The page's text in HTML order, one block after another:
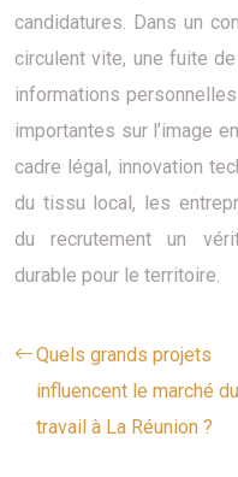
candidatures. Dans un
circulent vite, une fuite
informations
importantes sur l’image
cadre légal, innovation
du tissu local, les
du recrutement un
durable pour le territoire.
Quels grands projets
influencent le marché du
travail à La Réunion ?